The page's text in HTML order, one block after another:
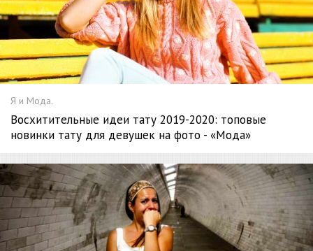
Я и Мода.
Восхитительные идеи тату 2019-2020: топовые
новинки тату для девушек на фото - «Мода»